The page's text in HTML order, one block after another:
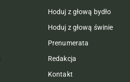
Hoduj z głową bydło
Hoduj z głową świnie
Prenumerata
Redakcja
Kontakt